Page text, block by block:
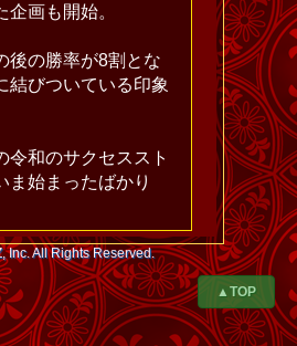
企画も開始。
後の勝率が8割とな
結びついている印象
令和のサクセススト
ま始まったばかり
Inc. All Rights Reserved.
▲TOP